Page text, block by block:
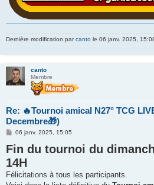
Dernière modification parcanto le 06 janv. 2025,
canto
Membre
Re: 🔥Tournoi amical N27° TCG
Decembre🎁)
M
s
s
a
g
e
06 janv. 2025, 15:05
Fin du tournoi du
14H
Félicitations à tous les participants.